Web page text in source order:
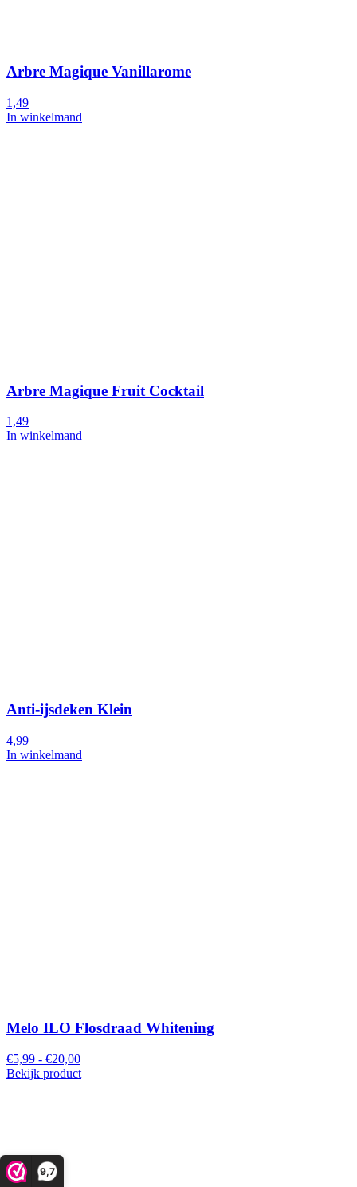
9,7
Arbre Magique Vanillarome
1,49
In winkelmand
Arbre Magique Fruit Cocktail
1,49
In winkelmand
Anti-ijsdeken Klein
4,99
In winkelmand
Melo ILO Flosdraad Whitening
€5,99 - €20,00
Bekijk product